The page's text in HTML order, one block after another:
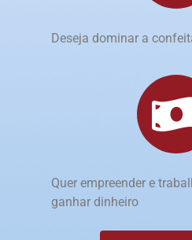
Deseja dominar a
Quer empreender e
ganhar dinheiro